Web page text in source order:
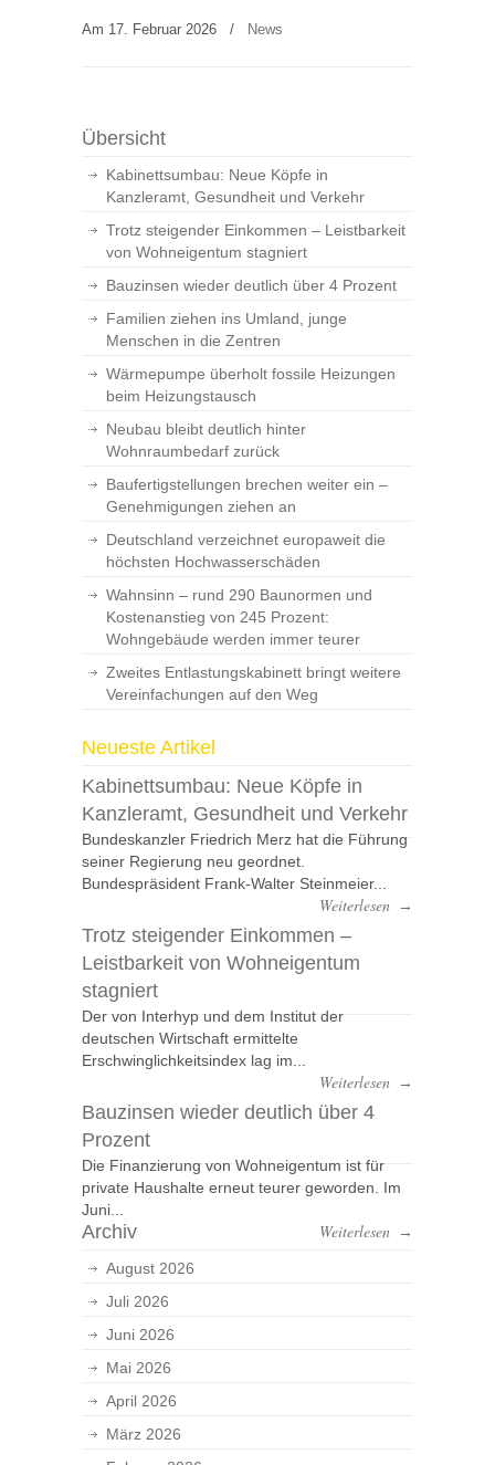
Am 17. Februar 2026 / News
Übersicht
Kabinettsumbau: Neue Köpfe in
Kanzleramt, Gesundheit und Verkehr
Trotz steigender Einkommen – Leistbarkeit
von Wohneigentum stagniert
Bauzinsen wieder deutlich über 4 Prozent
Familien ziehen ins Umland, junge
Menschen in die Zentren
Wärmepumpe überholt fossile Heizungen
beim Heizungstausch
Neubau bleibt deutlich hinter
Wohnraumbedarf zurück
Baufertigstellungen brechen weiter ein –
Genehmigungen ziehen an
Deutschland verzeichnet europaweit die
höchsten Hochwasserschäden
Wahnsinn – rund 290 Baunormen und
Kostenanstieg von 245 Prozent:
Wohngebäude werden immer teurer
Zweites Entlastungskabinett bringt weitere
Vereinfachungen auf den Weg
Neueste Artikel
Kabinettsumbau: Neue Köpfe in
Kanzleramt, Gesundheit und Verkehr
Bundeskanzler Friedrich Merz hat die Führung
seiner Regierung neu geordnet.
Bundespräsident Frank-Walter Steinmeier...
Weiterlesen →
Trotz steigender Einkommen –
Leistbarkeit von Wohneigentum
stagniert
Der von Interhyp und dem Institut der
deutschen Wirtschaft ermittelte
Erschwinglichkeitsindex lag im...
Weiterlesen →
Bauzinsen wieder deutlich über 4
Prozent
Die Finanzierung von Wohneigentum ist für
private Haushalte erneut teurer geworden. Im
Juni...
Weiterlesen →
Archiv
August 2026
Juli 2026
Juni 2026
Mai 2026
April 2026
März 2026